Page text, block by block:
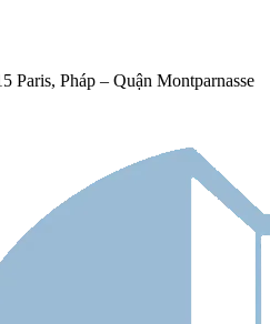
Paris, Pháp – Quận Montparnasse